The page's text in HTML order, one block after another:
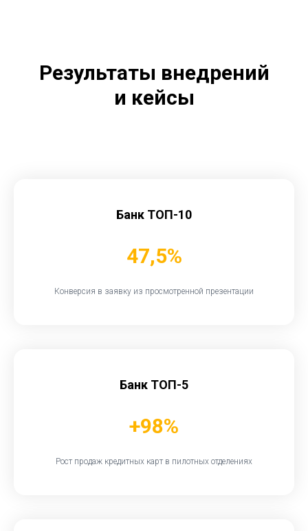
Результаты внедрений
и кейсы
Банк ТОП-10
47,5%
Конверсия в заявку из просмотренной презентации
Банк ТОП-5
+98%
Рост продаж кредитных карт в пилотных отделениях